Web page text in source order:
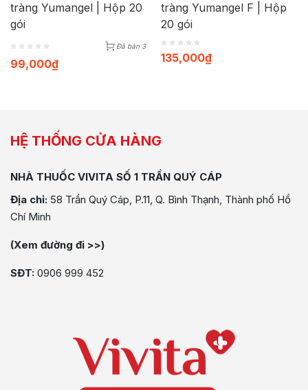
tràng Yumangel | Hộp 20
gói
Đã bán 3
99,000₫
tràng Yumangel F | Hộp
20 gói
135,000₫
HỆ THỐNG CỬA HÀNG
NHÀ THUỐC VIVITA SỐ 1 TRẦN QUÝ CÁP
Địa chỉ: 58 Trần Quý Cáp, P.11, Q. Bình Thạnh, Thành phố Hồ
Chí Minh
(Xem đường đi >>)
SĐT: 0906 999 452